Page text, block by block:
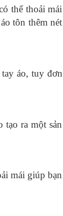
thể thoải mái
tôn thêm nét
áo, tuy đơn
ra một sản
mái giúp bạn